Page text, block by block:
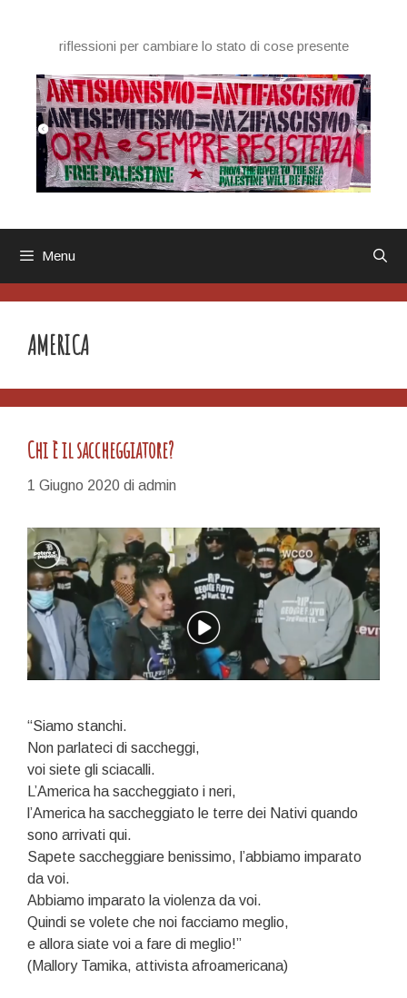
contenutoriflessioni per cambiare lo stato di cose presente
Menu
AMERICA
Chi è il saccheggiatore?
1 Giugno 2020 di admin
“Siamo stanchi.
Non parlateci di saccheggi,
voi siete gli sciacalli.
L’America ha saccheggiato i neri,
l’America ha saccheggiato le terre dei Nativi quando
sono arrivati qui.
Sapete saccheggiare benissimo, l’abbiamo imparato
da voi.
Abbiamo imparato la violenza da voi.
Quindi se volete che noi facciamo meglio,
e allora siate voi a fare di meglio!”
(Mallory Tamika, attivista afroamericana)